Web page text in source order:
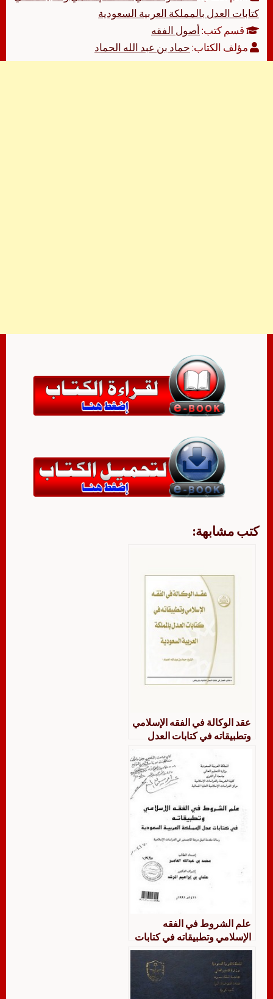
كتابات العدل بالمملكة العربية السعودية
قسم كتب:أصول الفقه
مؤلف الكتاب:حماد بن عبد الله الحماد
كتب مشابهة:
عقد الوكالة في الفقه الإسلامي
وتطبيقاته في كتابات العدل
علم الشروط في الفقه
الإسلامي وتطبيقاته في كتابات
عدل السعودية